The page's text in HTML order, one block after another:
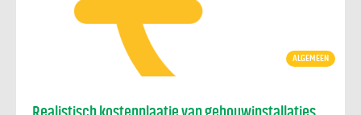
ALGEMEEN